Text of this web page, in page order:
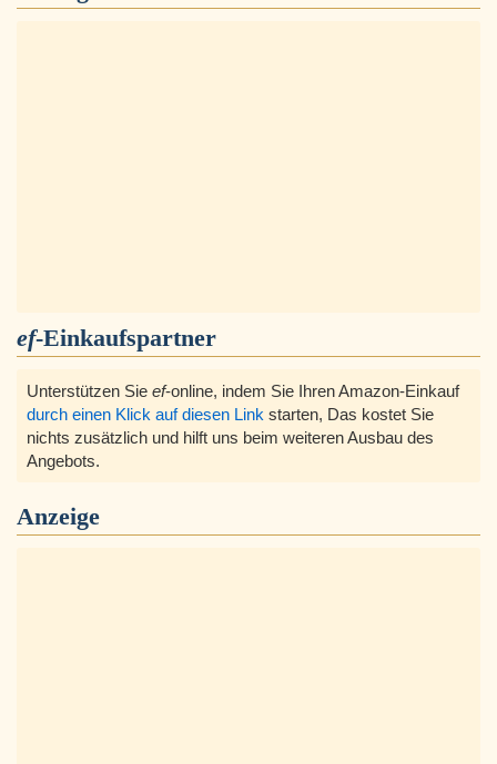
ef-Einkaufspartner
Unterstützen Sie ef-online, indem Sie Ihren Amazon-Einkauf
durch einen Klick auf diesen Link starten, Das kostet Sie
nichts zusätzlich und hilft uns beim weiteren Ausbau des
Angebots.
Anzeige